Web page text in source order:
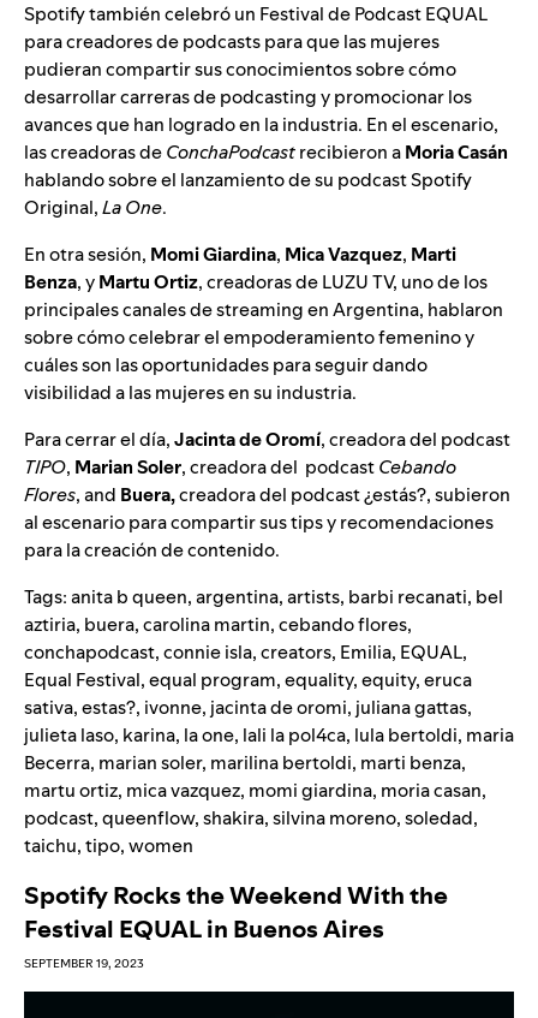
Spotify también celebró un Festival de Podcast EQUAL
para creadores de podcasts para que las mujeres
pudieran compartir sus conocimientos sobre cómo
desarrollar carreras de podcasting y promocionar los
avances que han logrado en la industria. En el escenario,
las creadoras deConchaPodcastrecibieron aMoria Casán
hablando sobre el lanzamiento de su podcast Spotify
Original,La One.
En otra sesión, Momi Giardina, Mica Vazquez, Marti
Benza, yMartu Ortiz, creadoras de LUZU TV, uno de los
principales canales de streaming en Argentina, hablaron
sobre cómo celebrar el empoderamiento femenino y
cuáles son las oportunidades para seguir dando
visibilidad a las mujeres en su industria.
Para cerrar el día,Jacinta de Oromí, creadora del podcast
TIPO, Marian Soler, creadora del podcastCebando
Flores, and Buera,creadora del podcast¿estás?, subieron
al escenario para compartir sus tips y recomendaciones
para la creación de contenido.
Tags:anita b queen,argentina,artists, barbi recanati, bel
aztiria, buera,carolina martin,cebando flores,
conchapodcast,connie isla,creators, Emilia, EQUAL,
Equal Festival,equal program,equality,equity,eruca
sativa,estas?, ivonne, jacinta de oromi, juliana gattas,
julieta laso, karina, la one, lali la pol4ca, lula bertoldi, maria
Becerra, marian soler, marilina bertoldi, marti benza,
martu ortiz, mica vazquez, momi giardina, moria casan,
podcast,queenflow,shakira,silvina moreno,soledad,
taichu,tipo,women
Spotify Rocks the Weekend With the
Festival EQUAL in Buenos Aires
SEPTEMBER 19, 2023